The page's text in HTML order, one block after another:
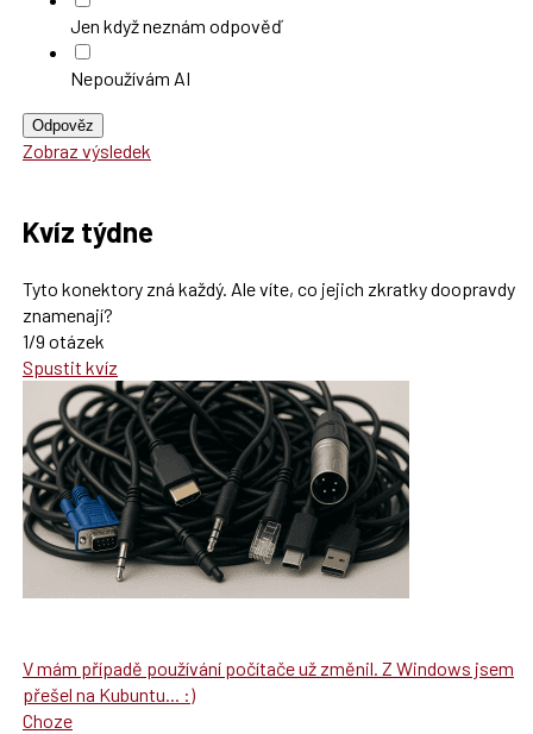
Jen když neznám odpověď
Nepoužívám AI
Odpověz
Zobraz výsledek
Kvíz týdne
Tyto konektory zná každý. Ale víte, co jejich zkratky doopravdy
znamenají?
1/9 otázek
Spustit kvíz
V mám případě používání počítače už změnil. Z Windows jsem
přešel na Kubuntu... :)
Choze